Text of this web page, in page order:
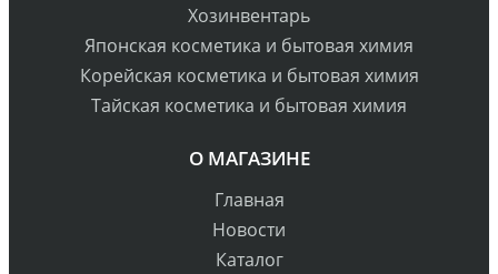
Хозинвентарь
Японская косметика и бытовая химия
Корейская косметика и бытовая химия
Тайская косметика и бытовая химия
О МАГАЗИНЕ
Главная
Новости
Каталог